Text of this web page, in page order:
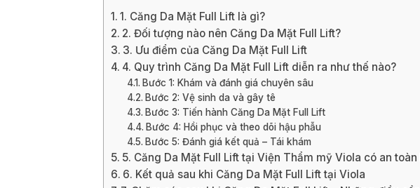
1. Căng Da Mặt Full Lift là gì?
2. Đối tượng nào nên Căng Da Mặt Full Lift?
3. Ưu điểm của Căng Da Mặt Full Lift
4. Quy trình Căng Da Mặt Full Lift diễn ra như thế nào?
Bước 1: Khám và đánh giá chuyên sâu
Bước 2: Vệ sinh da và gây tê
Bước 3: Tiến hành Căng Da Mặt Full Lift
Bước 4: Hồi phục và theo dõi hậu phẫu
Bước 5: Đánh giá kết quả – Tái khám
5. Căng Da Mặt Full Lift tại Viện Thẩm mỹ Viola có an toàn
6. Kết quả sau khi Căng Da Mặt Full Lift tại Viola